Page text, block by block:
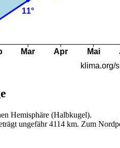
Hemisphäre (Halbkugel).
ungefähr 4114 km. Zum